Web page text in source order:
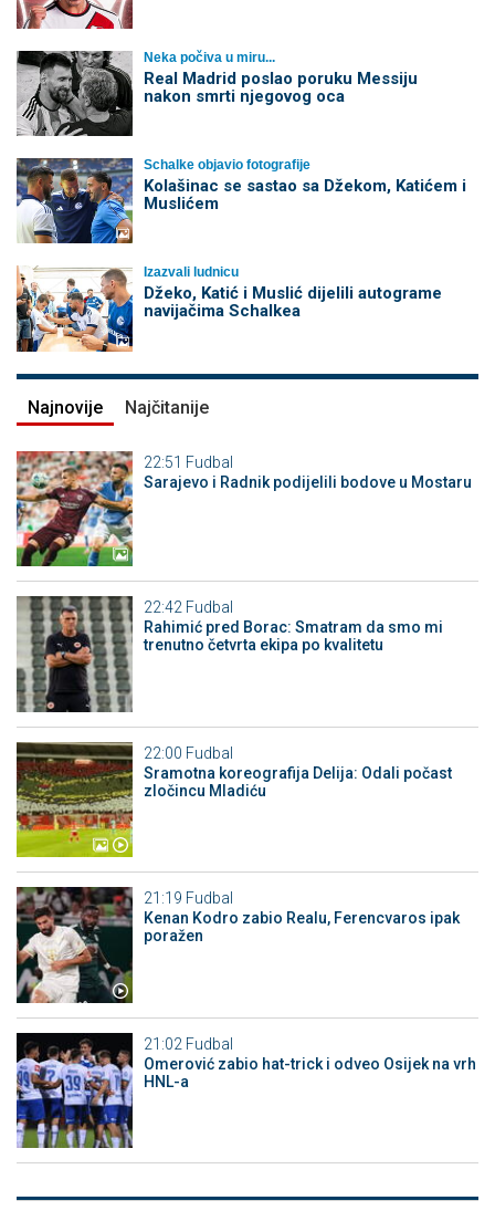
Neka počiva u miru...
Real Madrid poslao poruku Messiju
nakon smrti njegovog oca
Schalke objavio fotografije
Kolašinac se sastao sa Džekom, Katićem i
Muslićem
Izazvali ludnicu
Džeko, Katić i Muslić dijelili autograme
navijačima Schalkea
Najnovije Najčitanije
22:51 Fudbal
Sarajevo i Radnik podijelili bodove u Mostaru
22:42 Fudbal
Rahimić pred Borac: Smatram da smo mi
trenutno četvrta ekipa po kvalitetu
22:00 Fudbal
Sramotna koreografija Delija: Odali počast
zločincu Mladiću
21:19 Fudbal
Kenan Kodro zabio Realu, Ferencvaros ipak
poražen
21:02 Fudbal
Omerović zabio hat-trick i odveo Osijek na vrh
HNL-a